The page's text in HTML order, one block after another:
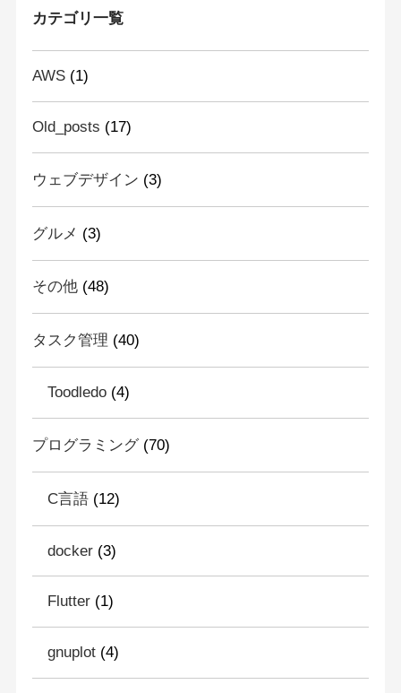
カテゴリ一覧
AWS(1)
Old_posts (17)
ウェブデザイン (3)
グルメ (3)
その他(48)
タスク管理 (40)
Toodledo(4)
プログラミング(70)
C言語(12)
docker(3)
Flutter(1)
gnuplot(4)